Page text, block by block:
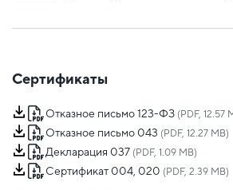
Сертификаты
Отказное письмо 123-ФЗ (PDF, 12.57
Отказное письмо 043 (PDF, 12.27 MB)
Декларация 037 (PDF, 1.09 MB)
Сертификат 004, 020 (PDF, 2.39 MB)